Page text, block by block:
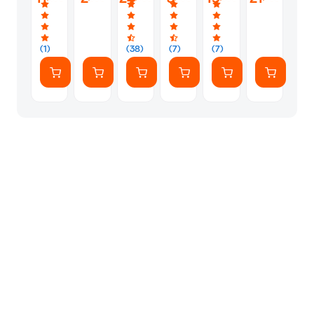
Μαύρο
(1)
70
8
Θέσεων
1.5m
-
Μαύρο
(38)
Coax
female
(7)
&
2x
Usb
-
Λευκό/
Πράσινο
(7)